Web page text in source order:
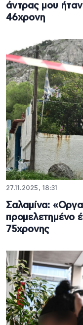
άντρας μου ήταν
46χρονη
27.11.2025, 18:31
Σαλαμίνα:
προμελετημένο
75χρονης